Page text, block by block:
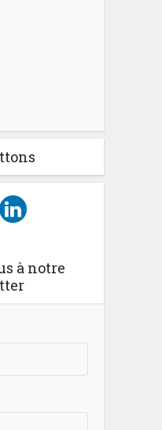
à notre